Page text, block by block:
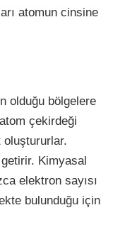
atomun cinsine
olduğu bölgelere
çekirdeği
Kimyasal
elektron sayısı
bulunduğu için